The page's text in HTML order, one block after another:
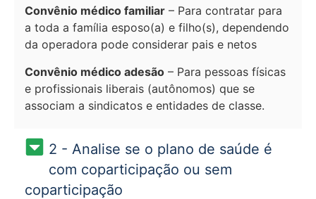
Convênio médico familiar – Para contratar para
a toda a família esposo(a) e filho(s), dependendo
da operadora pode considerar pais e netos
Convênio médico adesão – Para pessoas físicas
e profissionais liberais (autônomos) que se
associam a sindicatos e entidades de classe.
2 - Analise se o plano de saúde é
com coparticipação ou sem
coparticipação